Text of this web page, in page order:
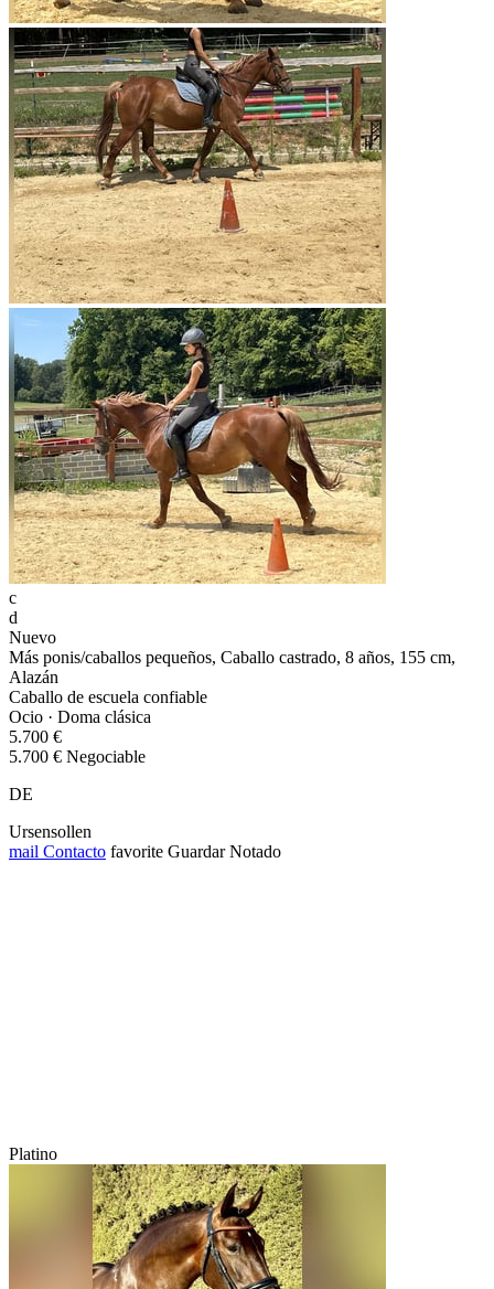
c
d
Nuevo
Más ponis/caballos pequeños, Caballo castrado, 8 años, 155 cm,
Alazán
Caballo de escuela confiable
Ocio · Doma clásica
5.700 €
5.700 € Negociable
DE
Ursensollen
mail Contacto favorite Guardar Notado
Platino